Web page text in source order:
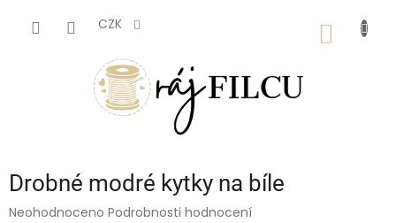
CZK
Drobné modré kytky na bíle
Průměrné
Neohodnoceno Podrobnosti hodnocení